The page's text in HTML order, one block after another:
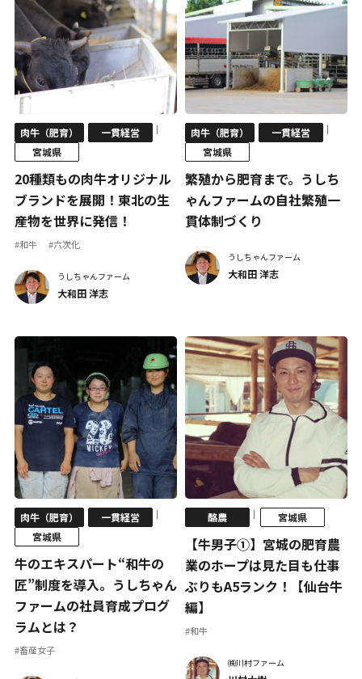
肉牛（肥育） 一貫経営 ｜
宮城県
20種類もの肉牛オリジナル
ブランドを展開！東北の生
産物を世界に発信！
#和牛 #六次化
うしちゃんファーム
大和田 洋志
肉牛（肥育） 一貫経営 ｜
宮城県
繁殖から肥育まで。うしち
ゃんファームの自社繁殖一
貫体制づくり
うしちゃんファーム
大和田 洋志
肉牛（肥育） 一貫経営 ｜
宮城県
牛のエキスパート“和牛の
匠”制度を導入。うしちゃん
ファームの社員育成プログ
ラムとは？
#畜産女子
酪農 ｜ 宮城県
【牛男子①】宮城の肥育農
業のホープは見た目も仕事
ぶりもA5ランク！【仙台牛
編】
#和牛
㈱川村ファーム